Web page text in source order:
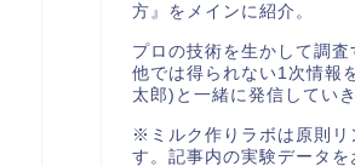
方』をメインに紹介。
プロの技術を生かして調査
他では得られない1次情報
太郎)と一緒に発信していき
※ミルク作りラボは原則リ
す。記事内の実験データを